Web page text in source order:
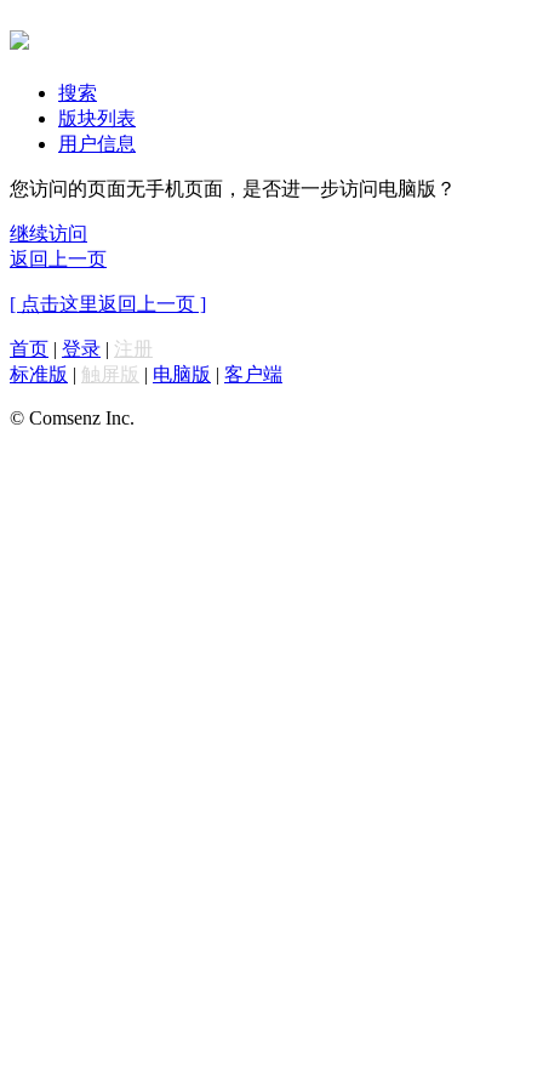
搜索
版块列表
用户信息
您访问的页面无手机页面，是否进一步访问电脑版？
继续访问
返回上一页
[ 点击这里返回上一页 ]
首页 | 登录 | 注册
标准版 | 触屏版 | 电脑版 | 客户端
© Comsenz Inc.